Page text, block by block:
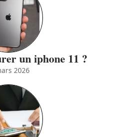
un iphone 11 ?
2026